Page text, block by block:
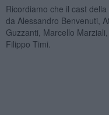
Ricordiamo che il cast
da Alessandro Benvenuti,
Guzzanti, Marcello
Filippo Timi.